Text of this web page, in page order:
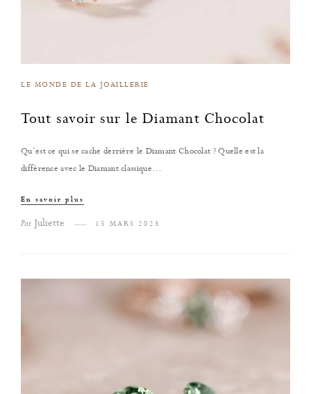
LE MONDE DE LA JOAILLERIE
Tout savoir sur le Diamant Chocolat
Qu’est ce qui se cache derrière le Diamant Chocolat ? Quelle est la
différence avec le Diamant classique…
En savoir plus
Par Juliette 15 MARS 2023